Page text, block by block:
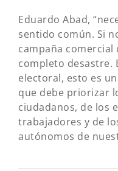
Eduardo Abad,
sentido común. Si
campaña comercial
completo desastre.
electoral, esto es
que debe priorizar
ciudadanos, de los
trabajadores y de
autónomos de